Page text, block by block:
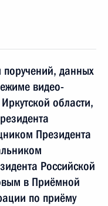
поручений, данных
видео-
области,
Президента
Российской
в Приёмной
по приёму